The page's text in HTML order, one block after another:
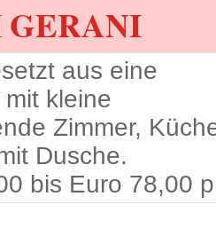
aus eine
kleine
Zimmer,
Dusche.
bis Euro 78,00